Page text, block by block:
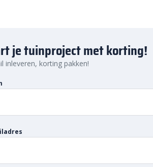
je tuinproject met korting!
inleveren, korting pakken!